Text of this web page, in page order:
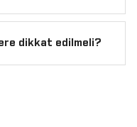
dikkat edilmeli?